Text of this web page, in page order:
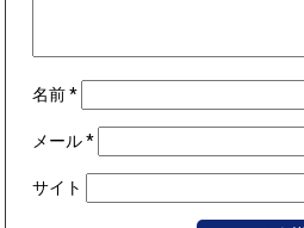
名前*
メール*
サイト